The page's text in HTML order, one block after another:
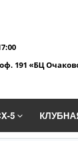
191 «БЦ
5